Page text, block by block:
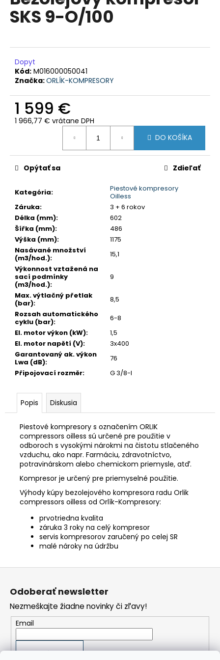
0,0
z
SKS 9-O/100
Dopyt
Kód: M016000050041
Značka:ORLÍK-KOMPRESORY
1 599 €
1 966,77 € vrátane DPH
DO KOŠÍKA
Kategória:
Piestové kompresory
Oilless
Záruka:
3 + 6 rokov
Délka (mm):
602
Šířka (mm):
486
Výška (mm):
1175
Nasávané množství
(m3/hod.):
15,1
Výkonnost vztažená na
sací podmínky
(m3/hod.):
9
Max. výtlačný přetlak
(bar):
8,5
Rozsah automatického
cyklu (bar):
6-8
El. motor výkon (kW):
1,5
El. motor napětí (V):
3x400
Garantovaný ak. výkon
Lwa (dB):
76
Připojovací rozměr: G 3/8-I
Opýtať sa Zdieľať
Popis Diskusia
Piestové kompresory s označením ORLIK
compressors oilless sú určené pre použitie v
odboroch s vysokými nárokmi na čistotu stlačeného
vzduchu, ako napr. Farmáciu, zdravotníctvo,
potravinárskom alebo chemickom priemysle, atď.
Kompresor je určený pre priemyselné použitie.
Výhody kúpy bezolejového kompresora radu Orlik
compressors oilless od Orlík-Kompresory:
prvotriedna kvalita
záruka 3 roky na celý kompresor
servis kompresorov zaručený po celej SR
malé nároky na údržbu
á
j
ť
?
O
d
o
ú
č
a
m
e
FILTRAČNÍ
VLOŽKA
DF
14050
53
€
Z
e
Odoberať newsletter
Nezmeškajte žiadne novinky či zľavy!
Email